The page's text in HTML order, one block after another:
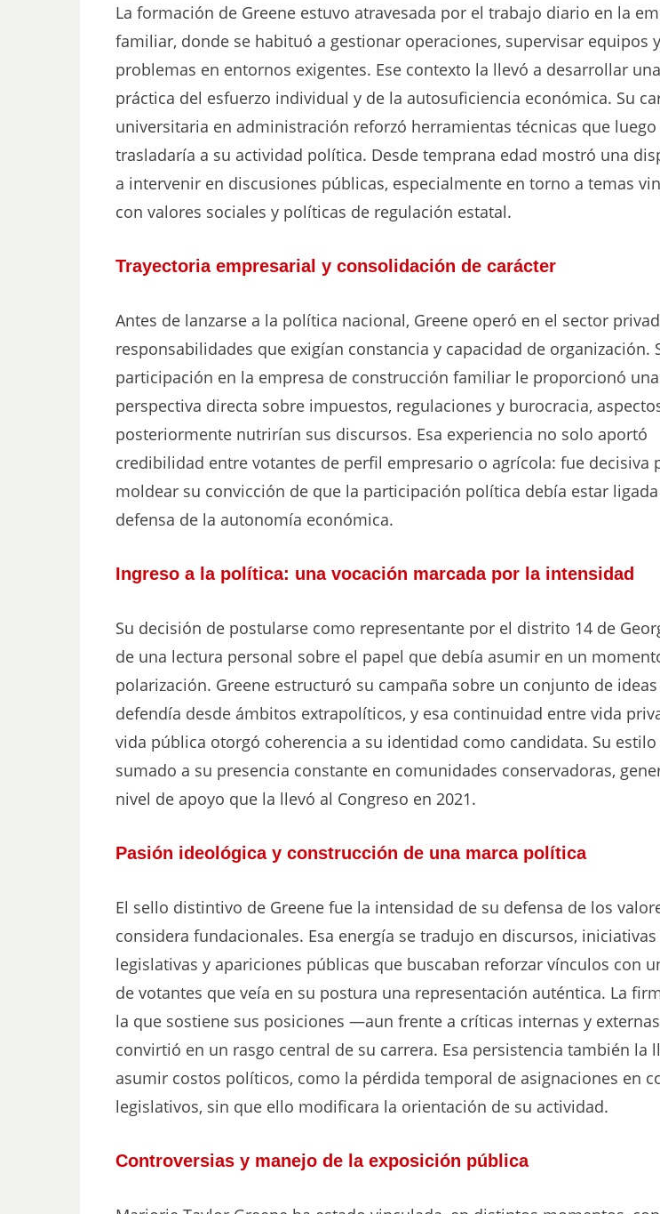
La formación de Greene estuvo atravesada por el trabajo diario en la
familiar, donde se habituó a gestionar operaciones, supervisar equipos
problemas en entornos exigentes. Ese contexto la llevó a desarrollar
práctica del esfuerzo individual y de la autosuficiencia económica. Su
universitaria en administración reforzó herramientas técnicas que luego
trasladaría a su actividad política. Desde temprana edad mostró una
a intervenir en discusiones públicas, especialmente en torno a temas
con valores sociales y políticas de regulación estatal.
Trayectoria empresarial y consolidación de carácter
Antes de lanzarse a la política nacional, Greene operó en el sector
responsabilidades que exigían constancia y capacidad de organización.
participación en la empresa de construcción familiar le proporcionó una
perspectiva directa sobre impuestos, regulaciones y burocracia,
posteriormente nutrirían sus discursos. Esa experiencia no solo aportó
credibilidad entre votantes de perfil empresario o agrícola: fue decisiva
moldear su convicción de que la participación política debía estar
defensa de la autonomía económica.
Ingreso a la política: una vocación marcada por la intensidad
Su decisión de postularse como representante por el distrito 14 de
de una lectura personal sobre el papel que debía asumir en un
polarización. Greene estructuró su campaña sobre un conjunto de
defendía desde ámbitos extrapolíticos, y esa continuidad entre vida
vida pública otorgó coherencia a su identidad como candidata. Su
sumado a su presencia constante en comunidades conservadoras,
nivel de apoyo que la llevó al Congreso en 2021.
Pasión ideológica y construcción de una marca política
El sello distintivo de Greene fue la intensidad de su defensa de los
considera fundacionales. Esa energía se tradujo en discursos, iniciativas
legislativas y apariciones públicas que buscaban reforzar vínculos con
de votantes que veía en su postura una representación auténtica. La
la que sostiene sus posiciones —aun frente a críticas internas y
convirtió en un rasgo central de su carrera. Esa persistencia también la
asumir costos políticos, como la pérdida temporal de asignaciones en
legislativos, sin que ello modificara la orientación de su actividad.
Controversias y manejo de la exposición pública